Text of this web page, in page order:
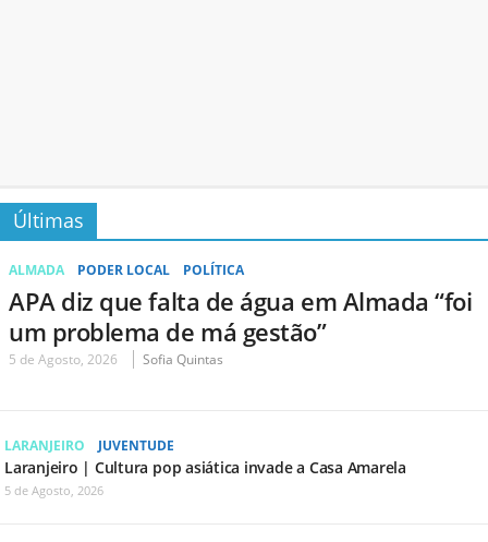
Últimas
ALMADA PODER LOCAL POLÍTICA
APA diz que falta de água em Almada “foi
um problema de má gestão”
5 de Agosto, 2026 Sofia Quintas
LARANJEIRO JUVENTUDE
Laranjeiro | Cultura pop asiática invade a Casa Amarela
5 de Agosto, 2026